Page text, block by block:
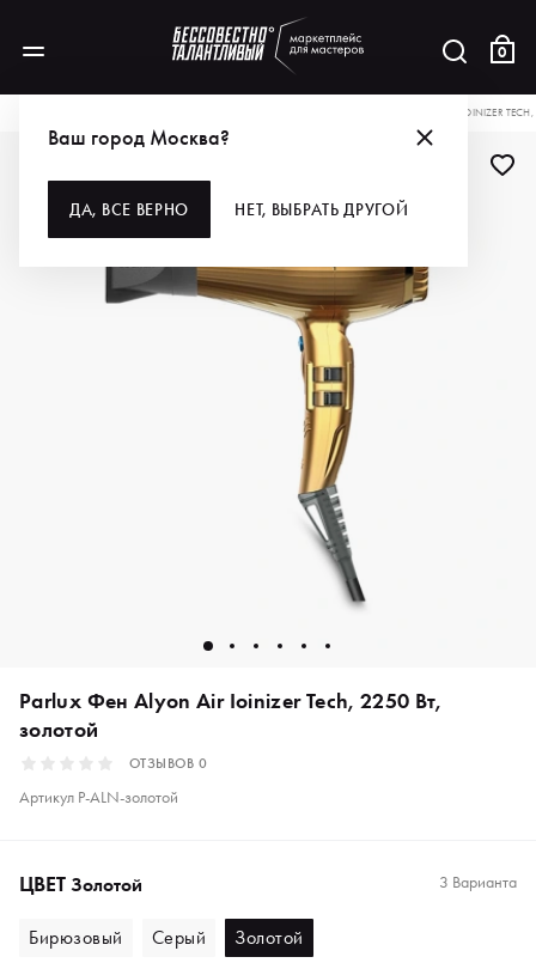
0
Ваш город Москва?
ДА, ВСЕ ВЕРНО НЕТ, ВЫБРАТЬ ДРУГОЙ
PARLUX ФЕН ALYON AIR IOINIZER
Parlux Фен Alyon Air Ioinizer Tech, 2250 Вт,
золотой
ОТЗЫВОВ 0
Артикул P-ALN-золотой
ЦВЕТЗолотой 3 Варианта
Бирюзовый Серый Золотой